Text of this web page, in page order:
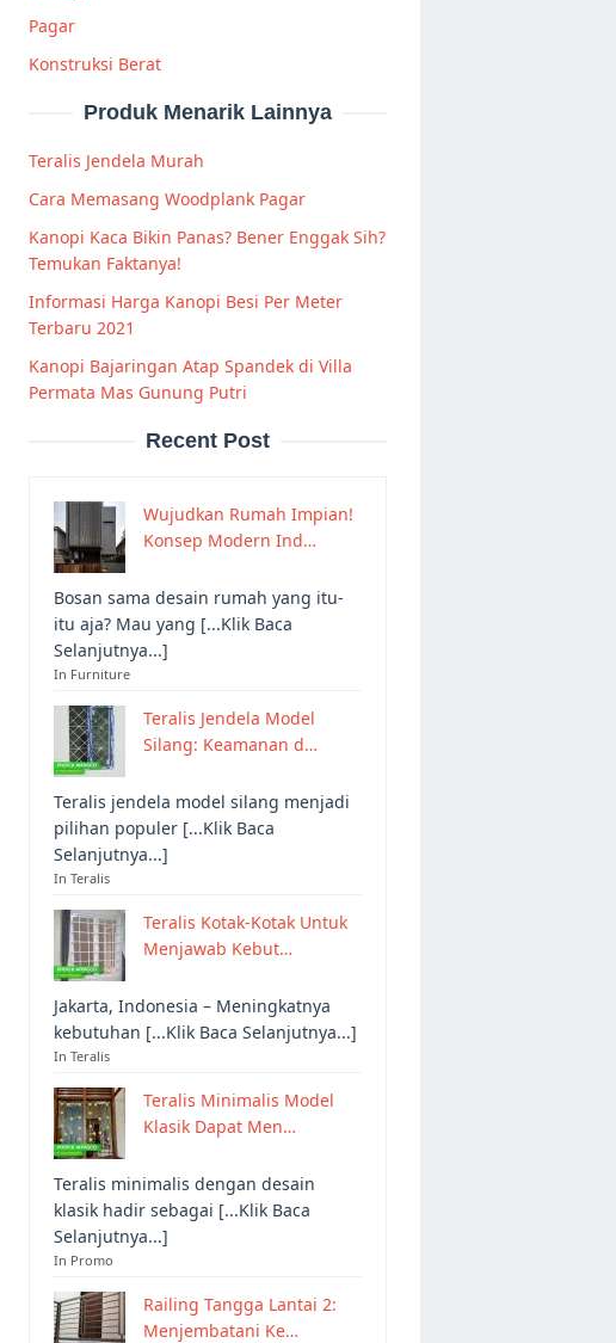
Pagar
Konstruksi Berat
Produk Menarik Lainnya
Teralis Jendela Murah
Cara Memasang Woodplank Pagar
Kanopi Kaca Bikin Panas? Bener Enggak Sih?
Temukan Faktanya!
Informasi Harga Kanopi Besi Per Meter
Terbaru 2021
Kanopi Bajaringan Atap Spandek di Villa
Permata Mas Gunung Putri
Recent Post
Wujudkan Rumah Impian!
Konsep Modern Ind…
Bosan sama desain rumah yang itu-
itu aja? Mau yang [...Klik Baca
Selanjutnya...]
In Furniture
Teralis Jendela Model
Silang: Keamanan d…
Teralis jendela model silang menjadi
pilihan populer [...Klik Baca
Selanjutnya...]
In Teralis
Teralis Kotak-Kotak Untuk
Menjawab Kebut…
Jakarta, Indonesia – Meningkatnya
kebutuhan [...Klik Baca Selanjutnya...]
In Teralis
Teralis Minimalis Model
Klasik Dapat Men…
Teralis minimalis dengan desain
klasik hadir sebagai [...Klik Baca
Selanjutnya...]
In Promo
Railing Tangga Lantai 2:
Menjembatani Ke…